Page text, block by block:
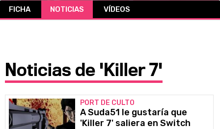
FICHA NOTICIAS VÍDEOS
Noticias de 'Killer 7'
PORT DE CULTO
A Suda51 le gustaría que
'Killer 7' saliera en Switch